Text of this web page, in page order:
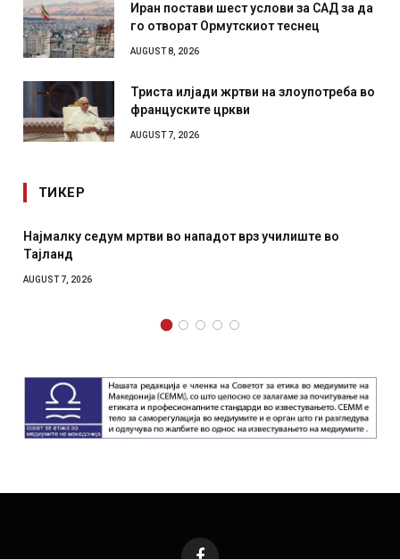
Иран постави шест услови за САД за да
го отворат Ормутскиот теснец
AUGUST 8, 2026
Триста илјади жртви на злоупотреба во
француските цркви
AUGUST 7, 2026
ТИКЕР
Најмалку седум мртви во нападот врз училиште во
Тајланд
AUGUST 7, 2026